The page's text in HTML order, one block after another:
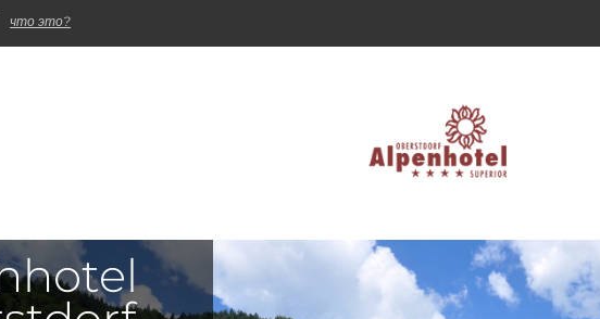
что это?